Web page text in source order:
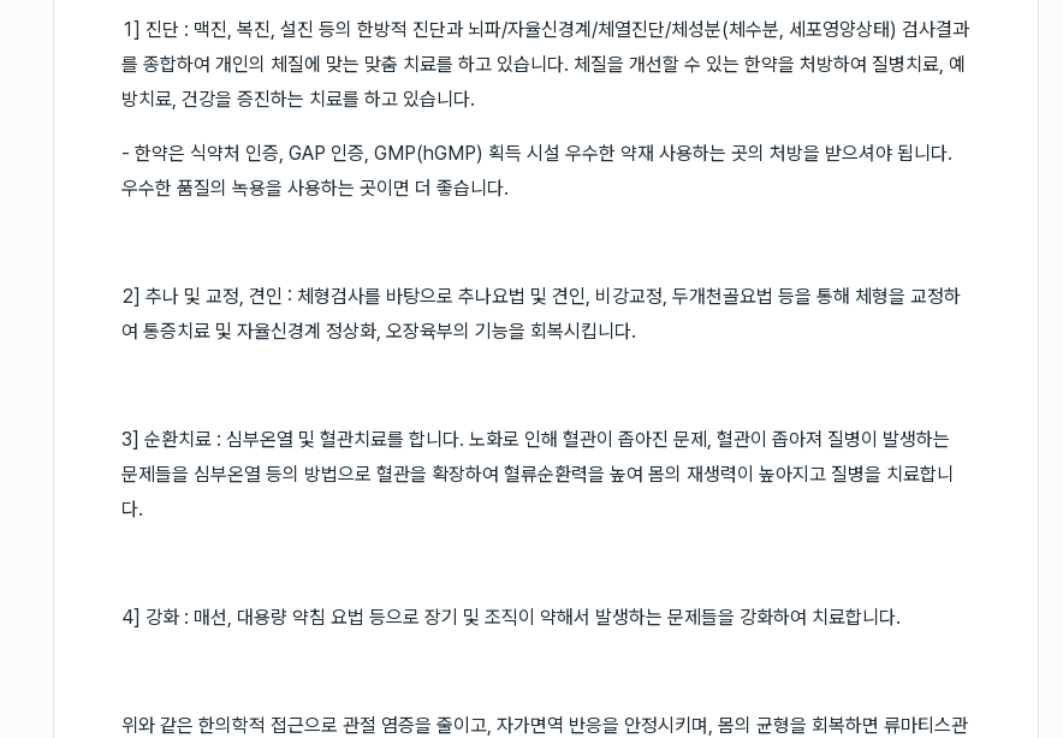
1] 진단 : 맥진, 복진, 설진 등의 한방적 진단과 뇌파/자율신경계/체열진단/체성분(체수분, 세포영양상태) 검사결과
를 종합하여 개인의 체질에 맞는 맞춤 치료를 하고 있습니다. 체질을 개선할 수 있는 한약을 처방하여 질병치료, 예
방치료, 건강을 증진하는 치료를 하고 있습니다.
- 한약은 식약처 인증, GAP 인증, GMP(hGMP) 획득 시설 우수한 약재 사용하는 곳의 처방을 받으셔야 됩니다.
우수한 품질의 녹용을 사용하는 곳이면 더 좋습니다.
2] 추나 및 교정, 견인 : 체형검사를 바탕으로 추나요법 및 견인, 비강교정, 두개천골요법 등을 통해 체형을 교정하
여 통증치료 및 자율신경계 정상화, 오장육부의 기능을 회복시킵니다.
3] 순환치료 : 심부온열 및 혈관치료를 합니다. 노화로 인해 혈관이 좁아진 문제, 혈관이 좁아져 질병이 발생하는
문제들을 심부온열 등의 방법으로 혈관을 확장하여 혈류순환력을 높여 몸의 재생력이 높아지고 질병을 치료합니
다.
4] 강화 : 매선, 대용량 약침 요법 등으로 장기 및 조직이 약해서 발생하는 문제들을 강화하여 치료합니다.
위와 같은 한의학적 접근으로 관절 염증을 줄이고, 자가면역 반응을 안정시키며, 몸의 균형을 회복하면 류마티스관